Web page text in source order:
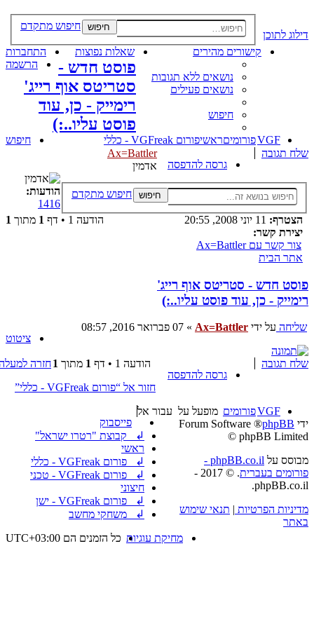
דילוג לתוכן
חיפוש חיפוש מתקדם
קישורים מהירים
נושאים ללא תגובות
נושאים פעילים
חיפוש
שאלות נפוצות
התחברות
הרשמה
VGF פורומיםראשיפורום VGFreak - כללי חיפוש
פוסט חדש -
סטריטס אוף רייג'
רימייק - כן, עוד
פוסט עליו..:)
שלח תגובה
גרסה להדפסה
חיפוש חיפוש מתקדם
הודעה 1 • דף 1מתוך 1
Ax=Battler
אדמין
הודעות:
1416
הצטרף:11 יוני 2008, 20:55
יצירת קשר:
צור קשר עם Ax=Battler
אתר הבית
פוסט חדש - סטריטס אוף רייג'
רימייק - כן, עוד פוסט עליו..:)
ציטוט
שליחה על ידי Ax=Battler
» 07 פברואר 2016, 08:57
חזרה למעלה
שלח תגובה
גרסה להדפסה
הודעה 1 • דף 1מתוך 1
חזור אל “פורום VGFreak - כללי”
עבור אל
פייסבוק
↲ קבוצת "רטרו ישראל"
ראשי
↲ פורום VGFreak - כללי
↲ פורום VGFreak - טכני
חיצוני
↲ פורום VGFreak - ישן
↲ משחקי מחשב
VGF פורומים
כל הזמנים הם UTC+03:00 מחיקת עוגיות
מופעל על
ידי phpBB
® Forum Software
© phpBB Limited
מבוסס על
phpBB.co.il -
פורומים בעברית
. © 2017 -
phpBB.co.il.
מדיניות הפרטיות | תנאי שימוש
באתר